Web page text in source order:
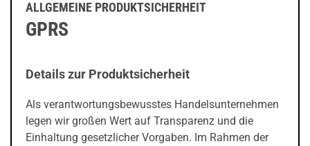
ALLGEMEINE PRODUKTSICHERHEIT
GPRS
Details zur Produktsicherheit
Als verantwortungsbewusstes Handelsunternehmen
legen wir großen Wert auf Transparenz und die
Einhaltung gesetzlicher Vorgaben. Im Rahmen der